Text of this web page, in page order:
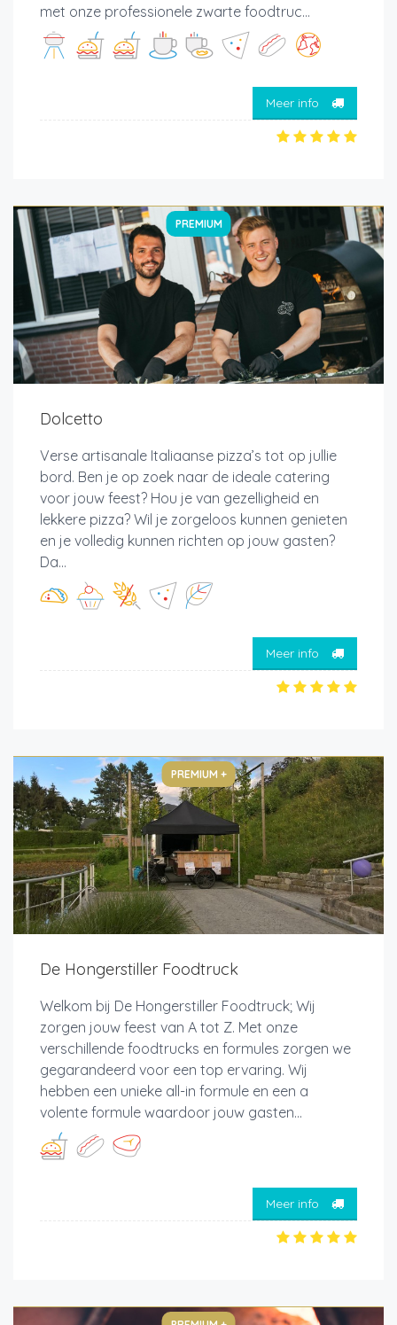
met onze professionele zwarte foodtruc...
Meer info
PREMIUM
Dolcetto
Verse artisanale Italiaanse pizza’s tot op jullie
bord. Ben je op zoek naar de ideale catering
voor jouw feest? Hou je van gezelligheid en
lekkere pizza? Wil je zorgeloos kunnen genieten
en je volledig kunnen richten op jouw gasten?
Da...
Meer info
PREMIUM +
De Hongerstiller Foodtruck
Welkom bij De Hongerstiller Foodtruck; Wij
zorgen jouw feest van A tot Z. Met onze
verschillende foodtrucks en formules zorgen we
gegarandeerd voor een top ervaring. Wij
hebben een unieke all-in formule en een a
volente formule waardoor jouw gasten...
Meer info